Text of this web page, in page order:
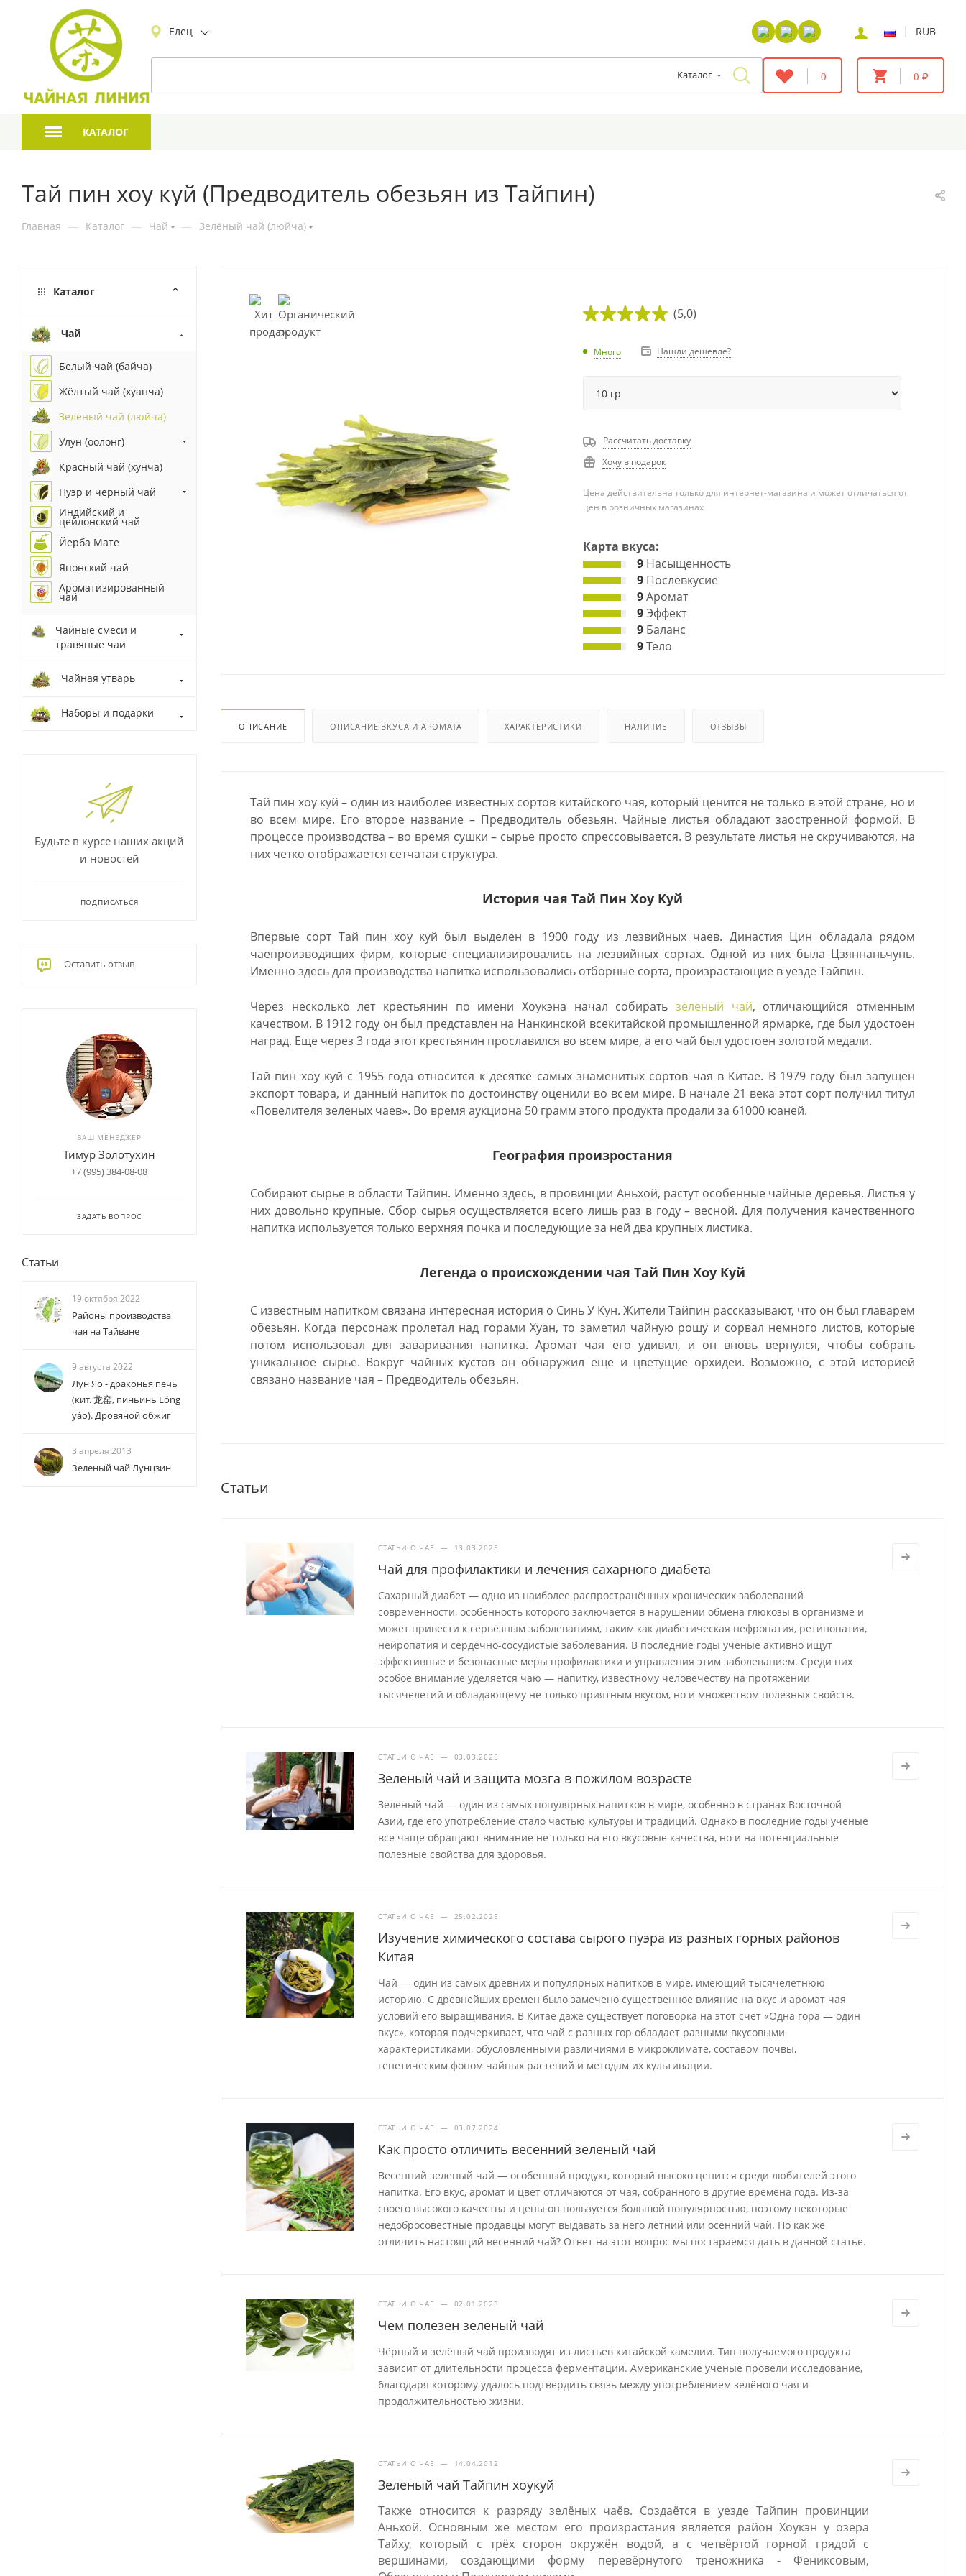
Елец | RUB
Каталог 0 0 ₽
КАТАЛОГ
Тай пин хоу куй (Предводитель обезьян из Тайпин)
Главная — Каталог — Чай — Зелёный чай (люйча)
(5,0)
Много Нашли дешевле?
Рассчитать доставку
Хочу в подарок
Цена действительна только для интернет-магазина и может отличаться от
цен в розничных магазинах
Карта вкуса:
9Насыщенность
9Послевкусие
9Аромат
9Эффект
9Баланс
9Тело
ОПИСАНИЕ ОПИСАНИЕ ВКУСА И АРОМАТА ХАРАКТЕРИСТИКИ НАЛИЧИЕ ОТЗЫВЫ
Тай пин хоу куй – один из наиболее известных сортов китайского чая, который ценится не только в этой стране, но и
во всем мире. Его второе название – Предводитель обезьян. Чайные листья обладают заостренной формой. В
процессе производства – во время сушки – сырье просто спрессовывается. В результате листья не скручиваются, на
них четко отображается сетчатая структура.
История чая Тай Пин Хоу Куй
Впервые сорт Тай пин хоу куй был выделен в 1900 году из лезвийных чаев. Династия Цин обладала рядом
чаепроизводящих фирм, которые специализировались на лезвийных сортах. Одной из них была Цзяннаньчунь.
Именно здесь для производства напитка использовались отборные сорта, произрастающие в уезде Тайпин.
Через несколько лет крестьянин по имени Хоукэна начал собирать зеленый чай, отличающийся отменным
качеством. В 1912 году он был представлен на Нанкинской всекитайской промышленной ярмарке, где был удостоен
наград. Еще через 3 года этот крестьянин прославился во всем мире, а его чай был удостоен золотой медали.
Тай пин хоу куй с 1955 года относится к десятке самых знаменитых сортов чая в Китае. В 1979 году был запущен
экспорт товара, и данный напиток по достоинству оценили во всем мире. В начале 21 века этот сорт получил титул
«Повелителя зеленых чаев». Во время аукциона 50 грамм этого продукта продали за 61000 юаней.
География произростания
Собирают сырье в области Тайпин. Именно здесь, в провинции Аньхой, растут особенные чайные деревья. Листья у
них довольно крупные. Сбор сырья осуществляется всего лишь раз в году – весной. Для получения качественного
напитка используется только верхняя почка и последующие за ней два крупных листика.
Легенда о происхождении чая Тай Пин Хоу Куй
С известным напитком связана интересная история о Синь У Кун. Жители Тайпин рассказывают, что он был главарем
обезьян. Когда персонаж пролетал над горами Хуан, то заметил чайную рощу и сорвал немного листов, которые
потом использовал для заваривания напитка. Аромат чая его удивил, и он вновь вернулся, чтобы собрать
уникальное сырье. Вокруг чайных кустов он обнаружил еще и цветущие орхидеи. Возможно, с этой историей
связано название чая – Предводитель обезьян.
Статьи
СТАТЬИ О ЧАЕ — 13.03.2025
Чай для профилактики и лечения сахарного диабета
Сахарный диабет — одно из наиболее распространённых хронических заболеваний
современности, особенность которого заключается в нарушении обмена глюкозы в организме и
может привести к серьёзным заболеваниям, таким как диабетическая нефропатия, ретинопатия,
нейропатия и сердечно-сосудистые заболевания. В последние годы учёные активно ищут
эффективные и безопасные меры профилактики и управления этим заболеванием. Среди них
особое внимание уделяется чаю — напитку, известному человечеству на протяжении
тысячелетий и обладающему не только приятным вкусом, но и множеством полезных свойств.
СТАТЬИ О ЧАЕ — 03.03.2025
Зеленый чай и защита мозга в пожилом возрасте
Зеленый чай — один из самых популярных напитков в мире, особенно в странах Восточной
Азии, где его употребление стало частью культуры и традиций. Однако в последние годы ученые
все чаще обращают внимание не только на его вкусовые качества, но и на потенциальные
полезные свойства для здоровья.
СТАТЬИ О ЧАЕ — 25.02.2025
Изучение химического состава сырого пуэра из разных горных районов
Китая
Чай — один из самых древних и популярных напитков в мире, имеющий тысячелетнюю
историю. С древнейших времен было замечено существенное влияние на вкус и аромат чая
условий его выращивания. В Китае даже существует поговорка на этот счет «Одна гора — один
вкус», которая подчеркивает, что чай с разных гор обладает разными вкусовыми
характеристиками, обусловленными различиями в микроклимате, составом почвы,
генетическим фоном чайных растений и методам их культивации.
СТАТЬИ О ЧАЕ — 03.07.2024
Как просто отличить весенний зеленый чай
Весенний зеленый чай — особенный продукт, который высоко ценится среди любителей этого
напитка. Его вкус, аромат и цвет отличаются от чая, собранного в другие времена года. Из-за
своего высокого качества и цены он пользуется большой популярностью, поэтому некоторые
недобросовестные продавцы могут выдавать за него летний или осенний чай. Но как же
отличить настоящий весенний чай? Ответ на этот вопрос мы постараемся дать в данной статье.
СТАТЬИ О ЧАЕ — 02.01.2023
Чем полезен зеленый чай
Чёрный и зелёный чай производят из листьев китайской камелии. Тип получаемого продукта
зависит от длительности процесса ферментации. Американские учёные провели исследование,
благодаря которому удалось подтвердить связь между употреблением зелёного чая и
продолжительностью жизни.
СТАТЬИ О ЧАЕ — 14.04.2012
Зеленый чай Тайпин хоукуй
Также относится к разряду зелёных чаёв. Создаётся в уезде Тайпин провинции
Аньхой. Основным же местом его произрастания является район Хоукэн у озера
Тайху, который с трёх сторон окружён водой, а с четвёртой горной грядой с
вершинами, создающими форму перевёрнутого треножника - Фениксовым,
Каталог
Чай
Белый чай (байча)
Жёлтый чай (хуанча)
Зелёный чай (люйча)
Улун (оолонг)
Красный чай (хунча)
Пуэр и чёрный чай
Индийский и
цейлонский чай
Йерба Мате
Японский чай
Ароматизированный
чай
Чайные смеси и
травяные чаи
Чайная утварь
Наборы и подарки
Будьте в курсе наших акций
и новостей
ПОДПИСАТЬСЯ
Оставить отзыв
ВАШ МЕНЕДЖЕР
Тимур Золотухин
+7 (995) 384-08-08
ЗАДАТЬ ВОПРОС
Статьи
19 октября 2022
Районы производства
чая на Тайване
9 августа 2022
Лун Яо - драконья печь
(кит. 龙窑, пиньинь Lóng
yáo). Дровяной обжиг
3 апреля 2013
Зеленый чай Лунцзин